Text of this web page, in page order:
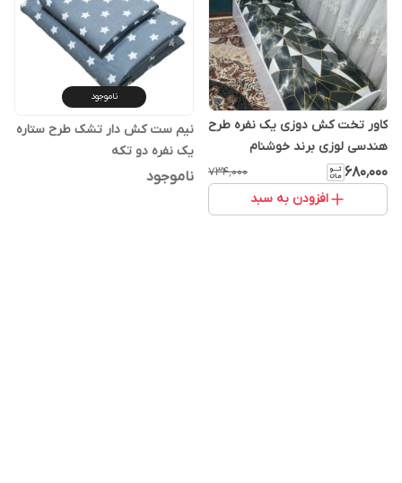
کاور تخت کش دوزی یک نفره طرح
هندسی لوزی برند خوشنام
هگمتان
۶۸۰٬۰۰۰ ۷۳۴٬۰۰۰
افزودن به سبد
ناموجود
نیم ست کش دار تشک طرح ستاره
یک نفره دو تکه
ناموجود